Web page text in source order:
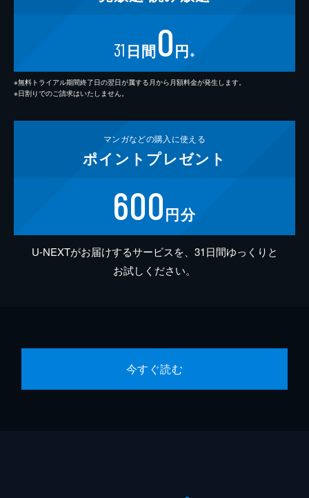
31 日間0円 ※
※無料トライアル期間終了日の翌日が属する月から月額料金が発生します。
※日割りでのご請求はいたしません。
マンガなどの購入に使える
ポイント プレゼント
600円分
U-NEXTがお届けするサービスを、31日間ゆっくりと
お試しください。
今すぐ読む